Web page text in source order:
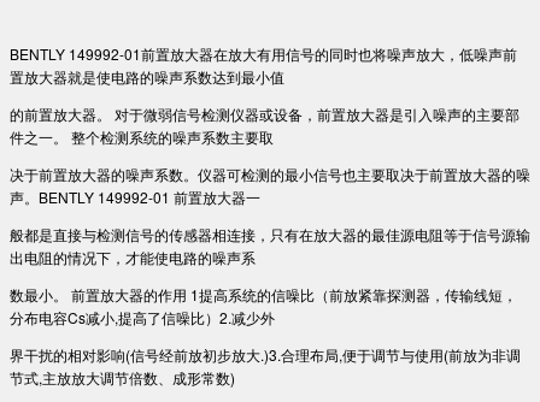
BENTLY 149992-01前置放大器在放大有用信号的同时也将噪声放大，低噪声前
置放大器就是使电路的噪声系数达到最小值
的前置放大器。 对于微弱信号检测仪器或设备，前置放大器是引入噪声的主要部
件之一。 整个检测系统的噪声系数主要取
决于前置放大器的噪声系数。仪器可检测的最小信号也主要取决于前置放大器的噪
声。BENTLY 149992-01 前置放大器一
般都是直接与检测信号的传感器相连接，只有在放大器的最佳源电阻等于信号源输
出电阻的情况下，才能使电路的噪声系
数最小。 前置放大器的作用 1提高系统的信噪比（前放紧靠探测器，传输线短，
分布电容Cs减小,提高了信噪比）2.减少外
界干扰的相对影响(信号经前放初步放大.)3.合理布局,便于调节与使用(前放为非调
节式,主放放大调节倍数、成形常数)